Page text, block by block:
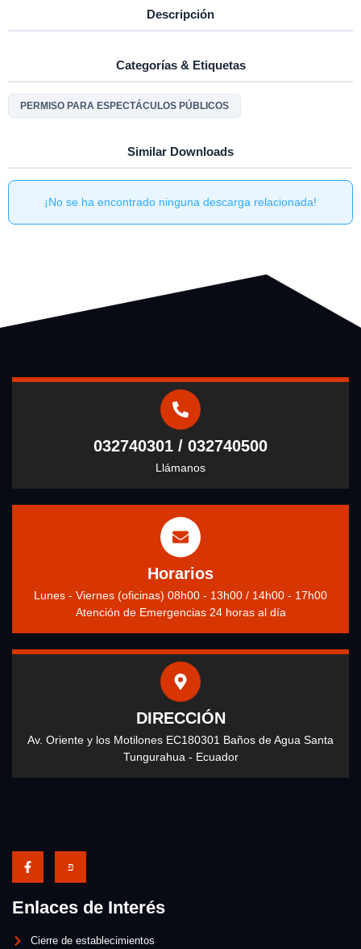
Descripción
Categorías & Etiquetas
PERMISO PARA ESPECTÁCULOS PÚBLICOS
Similar Downloads
¡No se ha encontrado ninguna descarga relacionada!
032740301 / 032740500
Llámanos
Horarios
Lunes - Viernes (oficinas) 08h00 - 13h00 / 14h00 - 17h00
Atención de Emergencias 24 horas al día
DIRECCIÓN
Av. Oriente y los Motilones EC180301 Baños de Agua Santa
Tungurahua - Ecuador
Enlaces de Interés
Cierre de establecimientos